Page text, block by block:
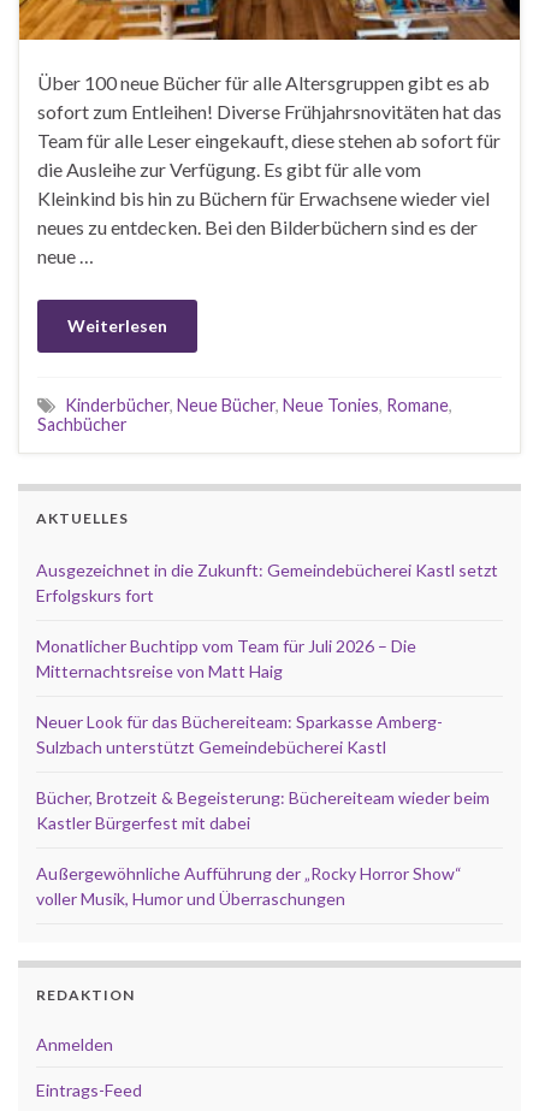
Über 100 neue Bücher für alle Altersgruppen gibt es ab
sofort zum Entleihen! Diverse Frühjahrsnovitäten hat das
Team für alle Leser eingekauft, diese stehen ab sofort für
die Ausleihe zur Verfügung. Es gibt für alle vom
Kleinkind bis hin zu Büchern für Erwachsene wieder viel
neues zu entdecken. Bei den Bilderbüchern sind es der
neue …
Weiterlesen
Kinderbücher, Neue Bücher, Neue Tonies, Romane,
Sachbücher
AKTUELLES
Ausgezeichnet in die Zukunft: Gemeindebücherei Kastl setzt
Erfolgskurs fort
Monatlicher Buchtipp vom Team für Juli 2026 – Die
Mitternachtsreise von Matt Haig
Neuer Look für das Büchereiteam: Sparkasse Amberg-
Sulzbach unterstützt Gemeindebücherei Kastl
Bücher, Brotzeit & Begeisterung: Büchereiteam wieder beim
Kastler Bürgerfest mit dabei
Außergewöhnliche Aufführung der „Rocky Horror Show“
voller Musik, Humor und Überraschungen
REDAKTION
Anmelden
Eintrags-Feed